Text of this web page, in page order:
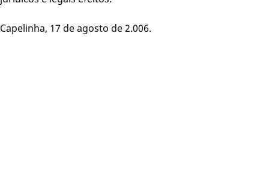
Capelinha, 17 de agosto de 2.006.